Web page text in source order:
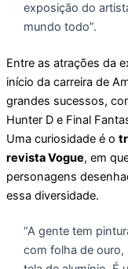
exposição do
mundo todo”.
Entre as atrações da
início da carreira de
grandes sucessos,
Hunter D e Final
Uma curiosidade é o
revista Vogue, em
personagens
essa diversidade.
“A gente tem
com folha de ouro,